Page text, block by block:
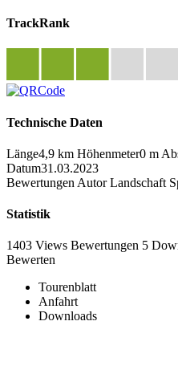
TrackRank
Technische Daten
Länge4,9 km Höhenmeter0 m
Datum31.03.2023
Bewertungen Autor Landschaft
Statistik
1403 Views Bewertungen 5
Bewerten
Tourenblatt
Anfahrt
Downloads